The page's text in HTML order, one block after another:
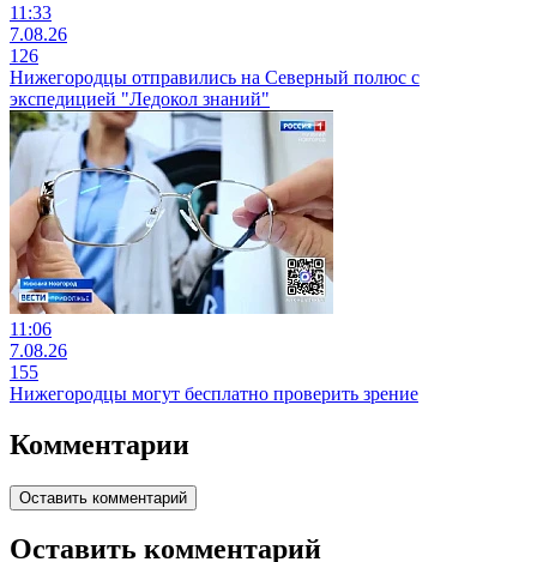
11:33
7.08.26
126
Нижегородцы отправились на Северный полюс с
экспедицией "Ледокол знаний"
11:06
7.08.26
155
Нижегородцы могут бесплатно проверить зрение
Комментарии
Оставить комментарий
Оставить комментарий